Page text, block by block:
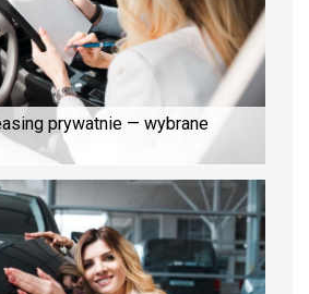
prywatnie — wybrane